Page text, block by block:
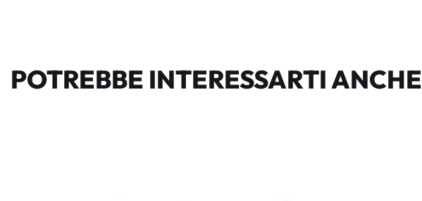
POTREBBE INTERESSARTI ANCHE